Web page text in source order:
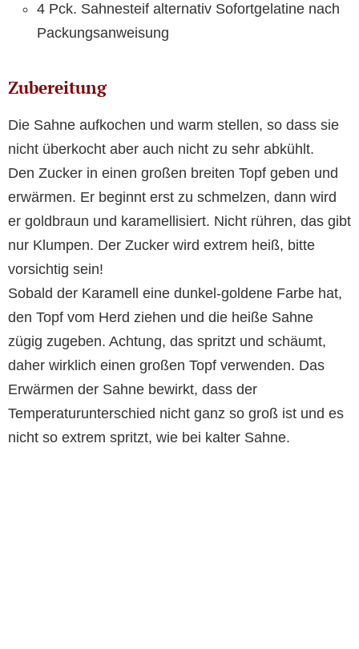
4 Pck. Sahnesteif alternativ Sofortgelatine nach
Packungsanweisung
Zubereitung
Die Sahne aufkochen und warm stellen, so dass sie
nicht überkocht aber auch nicht zu sehr abkühlt.
Den Zucker in einen großen breiten Topf geben und
erwärmen. Er beginnt erst zu schmelzen, dann wird
er goldbraun und karamellisiert. Nicht rühren, das gibt
nur Klumpen. Der Zucker wird extrem heiß, bitte
vorsichtig sein!
Sobald der Karamell eine dunkel-goldene Farbe hat,
den Topf vom Herd ziehen und die heiße Sahne
zügig zugeben. Achtung, das spritzt und schäumt,
daher wirklich einen großen Topf verwenden. Das
Erwärmen der Sahne bewirkt, dass der
Temperaturunterschied nicht ganz so groß ist und es
nicht so extrem spritzt, wie bei kalter Sahne.